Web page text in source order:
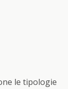
le tipologie